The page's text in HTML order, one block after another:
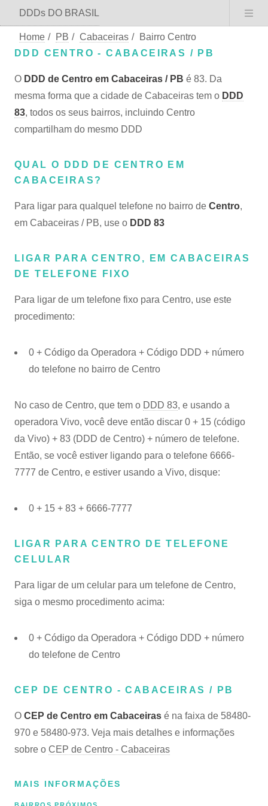
DDDs DO BRASIL
Home / PB / Cabaceiras /
Bairro Centro
DDD CENTRO - CABACEIRAS / PB
O DDD de Centro em Cabaceiras / PB é 83. Da
mesma forma que a cidade de Cabaceiras tem o DDD
83, todos os seus bairros, incluindo Centro
compartilham do mesmo DDD
QUAL O DDD DE CENTRO EM
CABACEIRAS?
Para ligar para qualquel telefone no bairro de Centro,
em Cabaceiras / PB, use o DDD 83
LIGAR PARA CENTRO, EM CABACEIRAS
DE TELEFONE FIXO
Para ligar de um telefone fixo para Centro, use este
procedimento:
0 + Código da Operadora + Código DDD + número
do telefone no bairro de Centro
No caso de Centro, que tem o DDD 83, e usando a
operadora Vivo, você deve então discar 0 + 15 (código
da Vivo) + 83 (DDD de Centro) + número de telefone.
Então, se você estiver ligando para o telefone 6666-
7777 de Centro, e estiver usando a Vivo, disque:
0 + 15 + 83 + 6666-7777
LIGAR PARA CENTRO DE TELEFONE
CELULAR
Para ligar de um celular para um telefone de Centro,
siga o mesmo procedimento acima:
0 + Código da Operadora + Código DDD + número
do telefone de Centro
CEP DE CENTRO - CABACEIRAS / PB
O CEP de Centro em Cabaceiras é na faixa de 58480-
970 e 58480-973. Veja mais detalhes e informações
sobre o CEP de Centro - Cabaceiras
MAIS INFORMAÇÕES